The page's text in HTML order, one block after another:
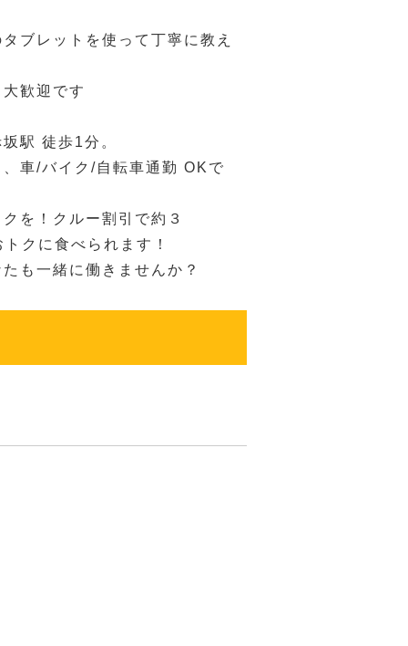
ブレットを使って丁寧に教え
歓迎です
駅 徒歩1分。
、車/バイク/自転車通勤 OKで
を！クルー割引で約３
クに食べられます！
も一緒に働きませんか？